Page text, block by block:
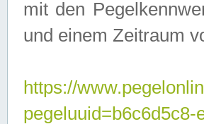
mit den
und einem Zeitraum
https://
pegeluuid=b6c6d5c8-